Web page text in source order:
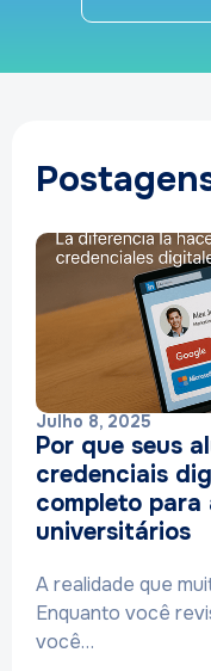
Julho 8, 2025
Por que seus
credenciais
completo
universitários
A realidade que
Enquanto você
você…